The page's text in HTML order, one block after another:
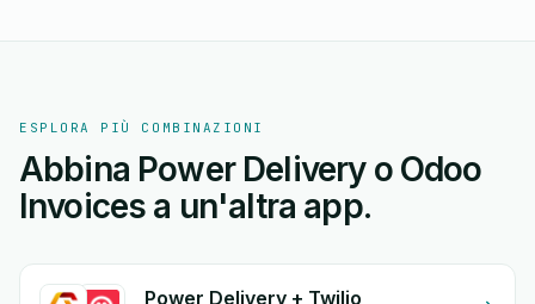
ESPLORA PIÙ COMBINAZIONI
Abbina Power Delivery o Odoo
Invoices a un'altra app.
Power Delivery + Twilio